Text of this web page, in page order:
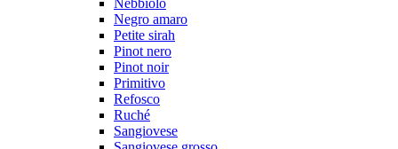
Negro amaro
Petite sirah
Pinot nero
Pinot noir
Primitivo
Refosco
Ruché
Sangiovese